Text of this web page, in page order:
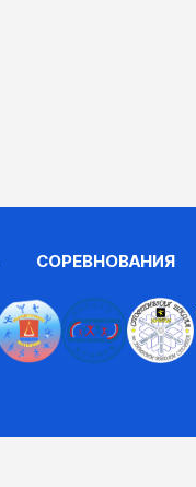
СОРЕВНОВАНИЯ